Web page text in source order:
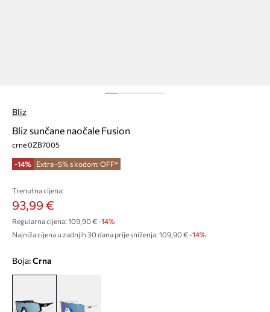
Bliz
Bliz sunčane naočale Fusion
crne 0ZB7005
-14% Extra -5% s kodom: OFF*
Trenutna cijena:
93,99 €
Regularna cijena: 109,90 €-14%
Najniža cijena u zadnjih 30 dana prije sniženja: 109,90 € -14%
Boja: crna